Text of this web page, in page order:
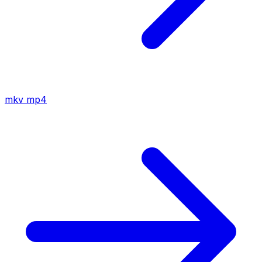
mkv mp4